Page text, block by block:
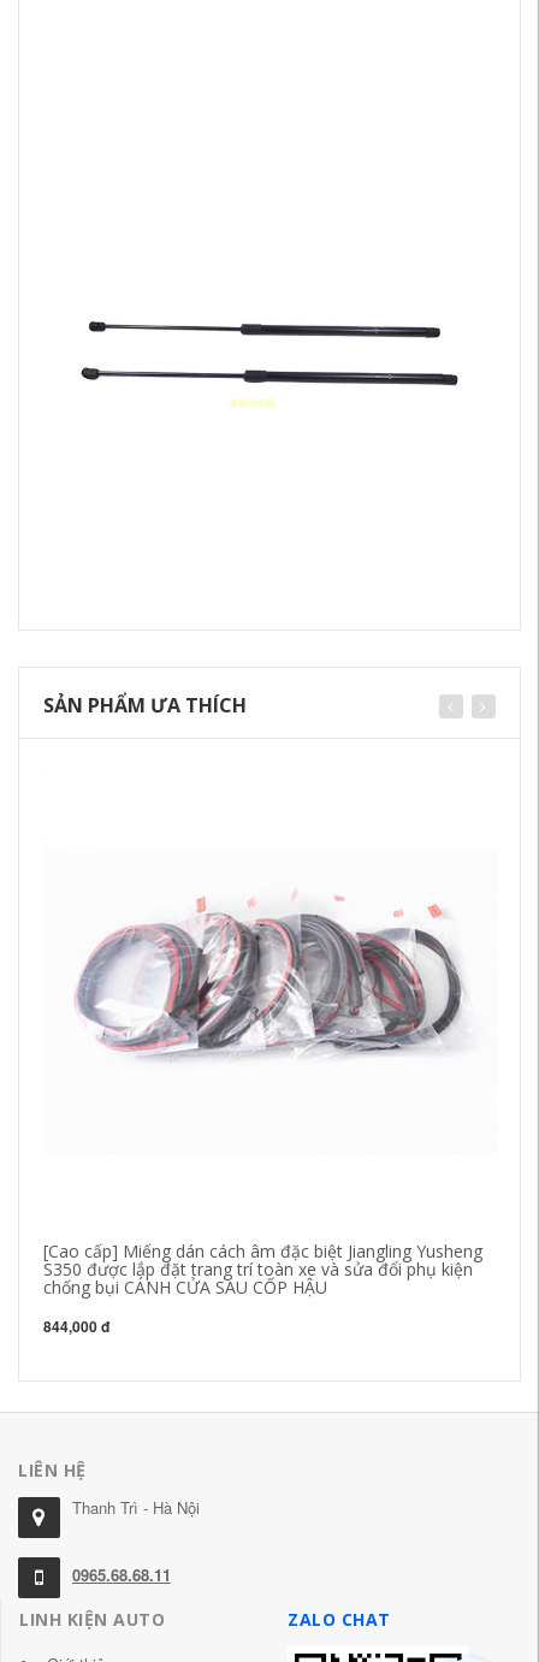
SẢN PHẨM ƯA THÍCH
[Cao cấp] Miếng dán cách âm đặc biệt Jiangling Yusheng
S350 được lắp đặt trang trí toàn xe và sửa đổi phụ kiện
chống bụi CÁNH CỬA SAU CỐP HẬU
844,000 đ
LIÊN HỆ
Thanh Trì - Hà Nội
0965.68.68.11
LINH KIỆN AUTO
ZALO CHAT